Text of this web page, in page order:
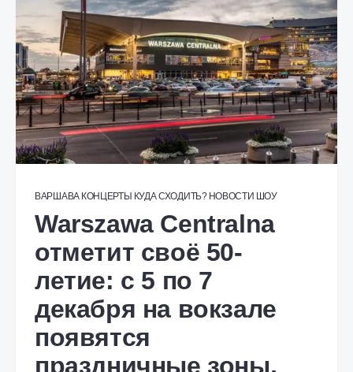
ВАРШАВА КОНЦЕРТЫ КУДА СХОДИТЬ? НОВОСТИ ШОУ
Warszawa Centralna
отметит своё 50-
летие: с 5 по 7
декабря на вокзале
появятся
праздничные зоны,